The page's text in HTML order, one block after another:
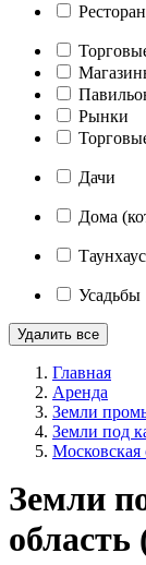
Рынки
Дачи
Дома
Усадьбы
Удалить все
Главная
Аренда
Земли
Земли под
Московская
Земли
область